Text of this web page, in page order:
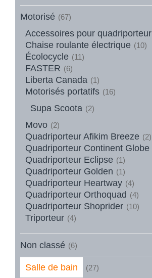
Motorisé (67)
Accessoires pour quadriporteur
Chaise roulante électrique (10)
Écolocycle (11)
FASTER (6)
Liberta Canada (1)
Motorisés portatifs (16)
Supa Scoota (2)
Movo (2)
Quadriporteur Afikim Breeze (2)
Quadriporteur Continent Globe
Quadriporteur Eclipse (1)
Quadriporteur Golden (1)
Quadriporteur Heartway (4)
Quadriporteur Orthoquad (4)
Quadriporteur Shoprider (10)
Triporteur (4)
Non classé (6)
Salle de bain (27)